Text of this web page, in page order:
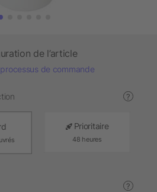
de l’article
de commande
?
Prioritaire
48 heures
?